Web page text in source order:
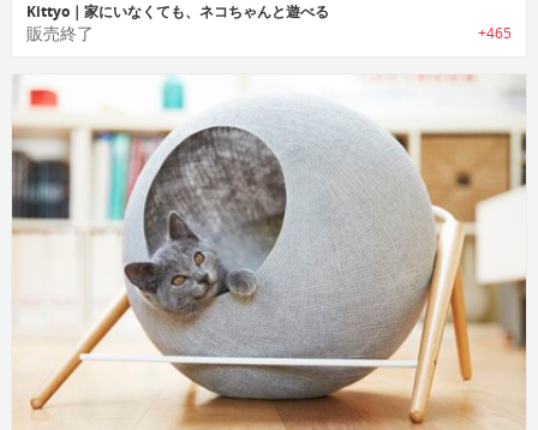
Kittyo｜家にいなくても、ネコちゃんと遊べる
販売終了 +465